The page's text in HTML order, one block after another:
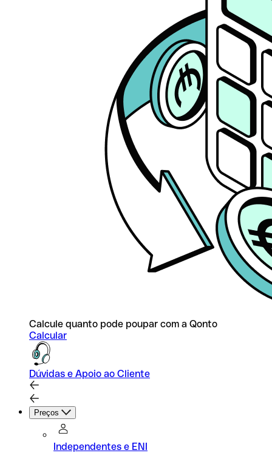
Calcule quanto pode poupar com a Qonto
Calcular
Dúvidas e Apoio ao Cliente
Preços
Independentes e ENI